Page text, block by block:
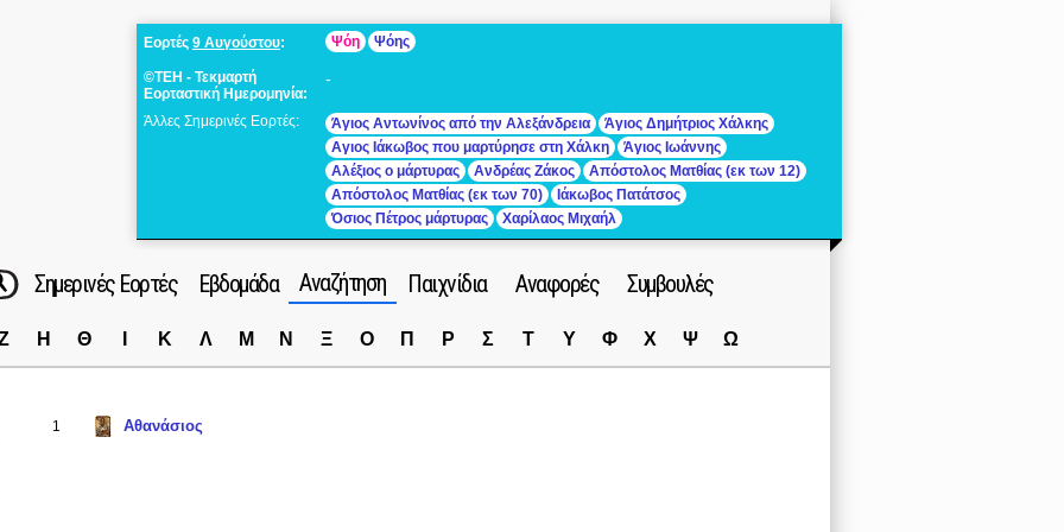
Εορτές 9 Αυγούστου: Ψόη Ψόης
©ΤΕΗ - Τεκμαρτή
Εορταστική Ημερομηνία:
-
Άλλες Σημερινές Εορτές: Άγιος Αντωνίνος από την Αλεξάνδρεια
Άγιος Δημήτριος Χάλκης
Αγιος Ιάκωβος που μαρτύρησε στη Χάλκη
Άγιος Ιωάννης
Αλέξιος ο μάρτυρας
Ανδρέας Ζάκος
Απόστολος Ματθίας (εκ των 12)
Απόστολος Ματθίας (εκ των 70)
Ιάκωβος Πατάτσος
Όσιος Πέτρος μάρτυρας
Χαρίλαος Μιχαήλ
Σημερινές Εορτές Εβδομάδα Αναζήτηση Παιχνίδια Αναφορές Συμβουλές
Η Θ Κ Λ Μ Ν Ξ Ο Π Ρ Σ Τ Υ Φ Χ Ψ Ω
1 Αθανάσιος